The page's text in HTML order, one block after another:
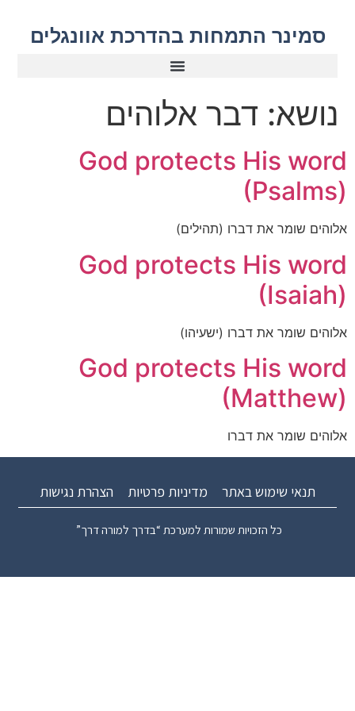
סמינר התמחות בהדרכת אוונגלים
נושא: דבר אלוהים
God protects His word
(Psalms)
אלוהים שומר את דברו (תהילים)
God protects His word
(Isaiah)
אלוהים שומר את דברו (ישעיהו)
God protects His word
(Matthew)
אלוהים שומר את דברו
תנאי שימוש באתר מדיניות פרטיות הצהרת נגישות
כל הזכויות שמורות למערכת “בדרך למורה דרך”